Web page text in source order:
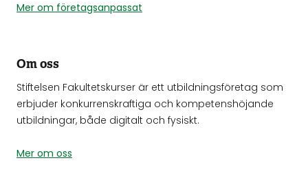
Mer om företagsanpassat
Om oss
Stiftelsen Fakultetskurser är ett utbildningsföretag som
erbjuder konkurrenskraftiga och kompetenshöjande
utbildningar, både digitalt och fysiskt.
Mer om oss